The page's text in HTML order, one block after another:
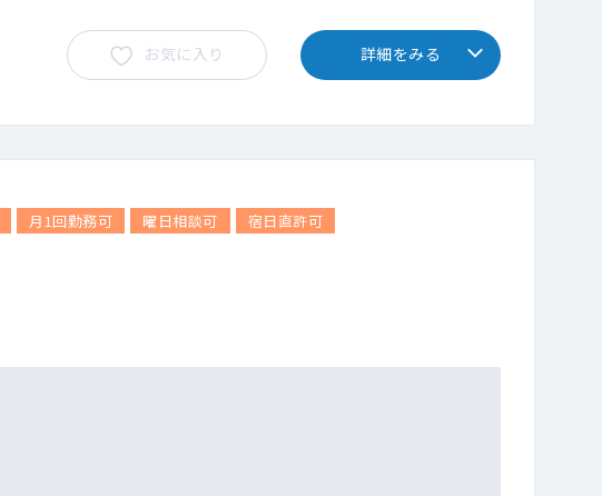
お気に入り 詳細をみる
月1回勤務可 曜日相談可 宿日直許可